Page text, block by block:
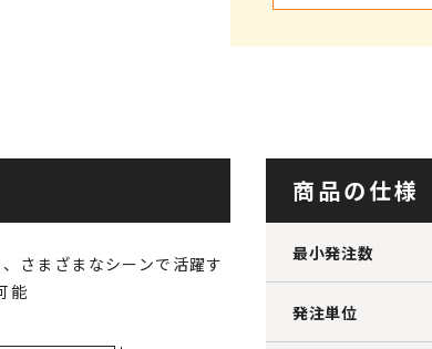
さまざまなシーンで活躍す
能
商品の仕様
最小発注数
発注単位